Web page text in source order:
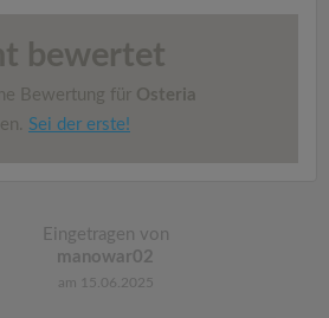
bewertet
Bewertung für Osteria
Sei der erste!
Eingetragen von
manowar02
am 15.06.2025